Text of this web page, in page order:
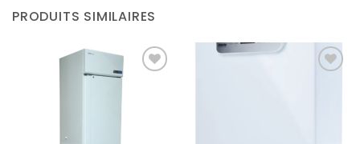
PRODUITS SIMILAIRES